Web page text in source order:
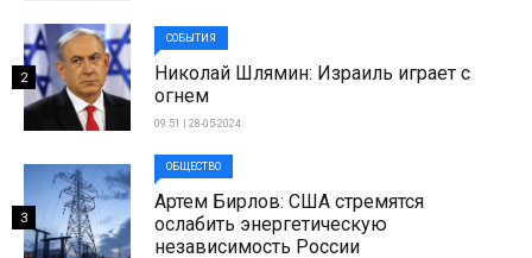
СОБЫТИЯ
Николай Шлямин: Израиль играет с
огнем
09:51 | 28-05-2024
2
ОБЩЕСТВО
Артем Бирлов: США стремятся
ослабить энергетическую
независимость России
3